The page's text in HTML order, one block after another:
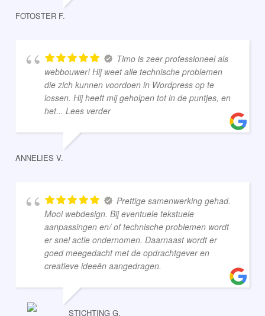
FOTOSTER F.
Timo is zeer professioneel als
webbouwer! Hij weet alle technische problemen
die zich kunnen voordoen in Wordpress op te
lossen. Hij heeft mij geholpen tot in de puntjes, en
het... Lees verder
ANNELIES V.
Prettige samenwerking gehad.
Mooi webdesign. Bij eventuele tekstuele
aanpassingen en/ of technische problemen wordt
er snel actie ondernomen. Daarnaast wordt er
goed meegedacht met de opdrachtgever en
creatieve ideeën aangedragen.
STICHTING G.